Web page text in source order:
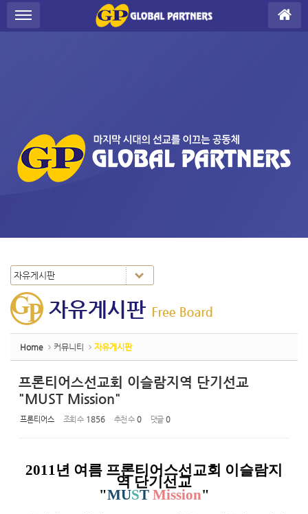
Home 커뮤니티 자유게시판
프론티어스선교회 이슬람지역 단기선교
"MUST Mission"
프론티어스 조회 수 1856 추천 수 0 댓글 0
2011년 여름 프론티어스선교회 이슬람지
역 단기선교
"MUST Mission"